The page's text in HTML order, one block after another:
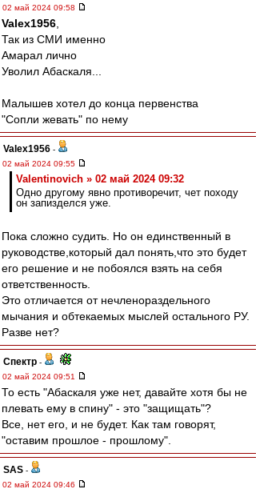
02 май 2024 09:58
Valex1956
Так из СМИ именно
Амарал лично
Уволил Абаскаля...
Малышев хотел до конца первенства
"Сопли жевать" по нему
Valex1956 -
02 май 2024 09:55
Valentinovich » 02 май 2024 09:32
Одно другому явно противоречит, чет походу
он запизделся уже.
Пока сложно судить. Но он единственный в
руководстве,который дал понять,что это будет
его решение и не побоялся взять на себя
ответственность.
Это отличается от нечленораздельного
мычания и обтекаемых мыслей остального РУ.
Разве нет?
Спектр -
02 май 2024 09:51
То есть "Абаскаля уже нет, давайте хотя бы не
плевать ему в спину" - это "защищать"?
Все, нет его, и не будет. Как там говорят,
"оставим прошлое - прошлому".
SAS -
02 май 2024 09:46